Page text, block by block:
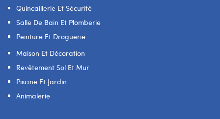
Quincaillerie Et Sécurité
Salle De Bain Et Plomberie
Peinture Et Droguerie
Maison Et Décoration
Revêtement Sol Et Mur
Piscine Et Jardin
Animalerie